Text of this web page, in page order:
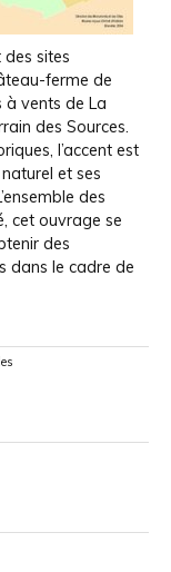
des sites
ferme de
à vents de La
des Sources.
l’accent est
et ses
des
cet ouvrage se
des
dans le cadre de